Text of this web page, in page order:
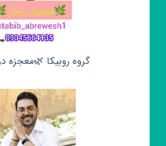
گروه روبیکا 🌿معجزه